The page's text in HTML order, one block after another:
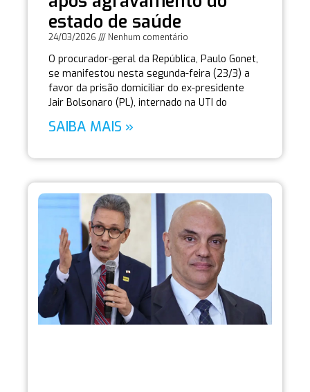
estado de saúde
24/03/2026 Nenhum comentário
O procurador-geral da República, Paulo Gonet,
se manifestou nesta segunda-feira (23/3) a
favor da prisão domiciliar do ex-presidente
Jair Bolsonaro (PL), internado na UTI do
SAIBA MAIS »